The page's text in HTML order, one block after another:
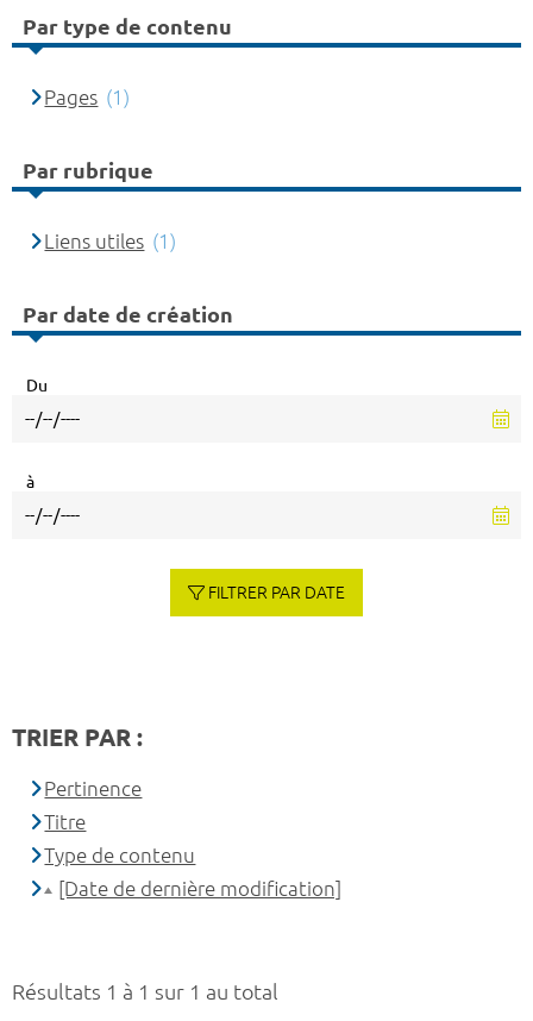
Résultats 1 à 1 sur 1 au total
Par type de contenu
Pages (1)
Par rubrique
Liens utiles (1)
Par date de création
Du
à
FILTRER PAR DATE
TRIER PAR :
Pertinence
Titre
Type de contenu
[Date de dernière modification]